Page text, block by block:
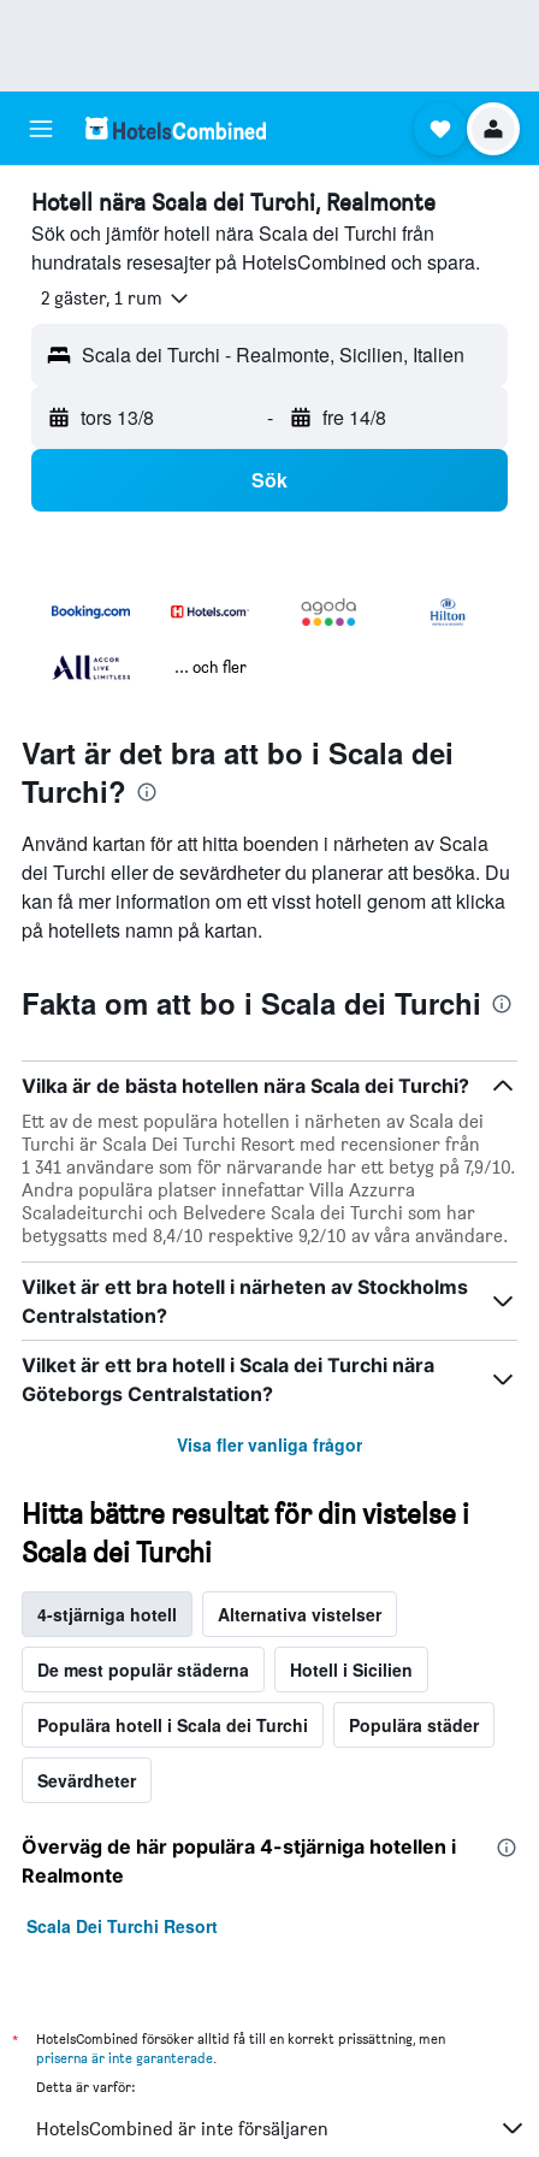
Hotell nära Scala dei Turchi, Realmonte
Sök och jämför hotell nära Scala dei Turchi från
hundratals resesajter på HotelsCombined och spara.
2 gäster, 1 rum
Scala dei Turchi - Realmonte, Sicilien, Italien
tors 13/8 - fre 14/8
Sök
... och fler
Vart är det bra att bo i Scala dei
Turchi?
Använd kartan för att hitta boenden i närheten av Scala
dei Turchi eller de sevärdheter du planerar att besöka. Du
kan få mer information om ett visst hotell genom att klicka
på hotellets namn på kartan.
Fakta om att bo i Scala dei Turchi
Vilka är de bästa hotellen nära Scala dei Turchi?
Ett av de mest populära hotellen i närheten av Scala dei
Turchi är Scala Dei Turchi Resort med recensioner från
1 341 användare som för närvarande har ett betyg på 7,9/10.
Andra populära platser innefattar Villa Azzurra
Scaladeiturchi och Belvedere Scala dei Turchi som har
betygsatts med 8,4/10 respektive 9,2/10 av våra användare.
Vilket är ett bra hotell i närheten av Stockholms
Centralstation?
Vilket är ett bra hotell i Scala dei Turchi nära
Göteborgs Centralstation?
Visa fler vanliga frågor
Hitta bättre resultat för din vistelse i
Scala dei Turchi
4-stjärniga hotell Alternativa vistelser
De mest populär städerna Hotell i Sicilien
Populära hotell i Scala dei Turchi Populära städer
Sevärdheter
Överväg de här populära 4-stjärniga hotellen i
Realmonte
Scala Dei Turchi Resort
*
HotelsCombined försöker alltid få till en korrekt prissättning, men
priserna är inte garanterade.
Detta är varför:
HotelsCombined är inte försäljaren